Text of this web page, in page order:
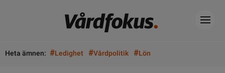
Heta ämnen: #Ledighet #Vårdpolitik #Lön